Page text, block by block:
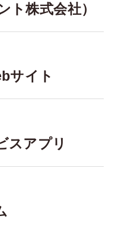
月時点
ト株式会社）
サイト
スアプリ